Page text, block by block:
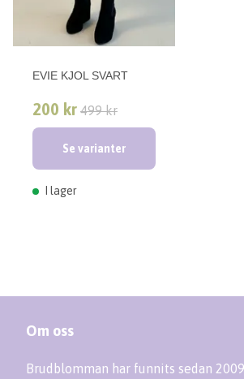
EVIE KJOL SVART
200 kr 499 kr
Se varianter
I lager
Om oss
Brudblomman har funnits sedan